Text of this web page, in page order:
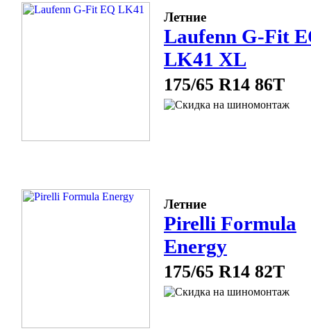
Летние
Laufenn G-Fit
LK41 XL
175/65 R14 86T
Летние
Pirelli Formula
Energy
175/65 R14 82T